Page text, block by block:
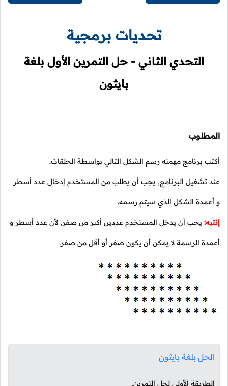
تحديات برمجية
التحدي الثاني - حل التمرين الأول بلغة
بايثون
المطلوب
أكتب برنامج مهمته رسم الشكل التالي بواسطة الحلقات.
عند تشغيل البرنامج, يجب أن يطلب من المستخدم إدخال عدد أسطر
و أعمدة الشكل الذي سيتم رسمه.
إنتبه: يجب أن يدخل المستخدم عددين أكبر من صفر, لأن عدد أسطر و
أعمدة الرسمة لا يمكن أن يكون صفر أو أقل من صفر.
الحل بلغة بايثون
الطريقة الأولى لحل التمرين.